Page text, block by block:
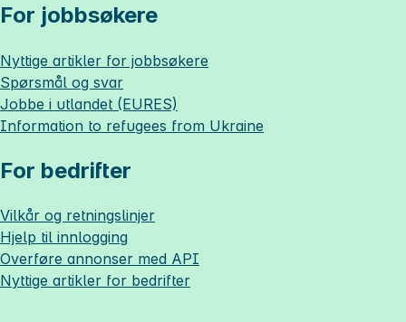
For jobbsøkere
Nyttige artikler for jobbsøkere
Spørsmål og svar
Jobbe i utlandet (EURES)
Information to refugees from Ukraine
For bedrifter
Vilkår og retningslinjer
Hjelp til innlogging
Overføre annonser med API
Nyttige artikler for bedrifter